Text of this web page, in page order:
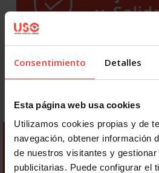
Consentimiento Detalles
Esta página web usa cookies
Utilizamos cookies propias y de
navegación, obtener información
de nuestros visitantes y gestionar
publicitarias. Puede configurar el